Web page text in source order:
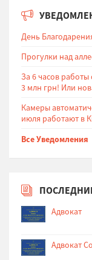
День
Прогулки над
За 6 часов
3 млн грн! Или
Камеры
июля работают в
Все Уведомления
Адвокат
Адвокат